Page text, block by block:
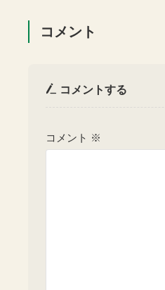
コメント
コメントする
コメント ※